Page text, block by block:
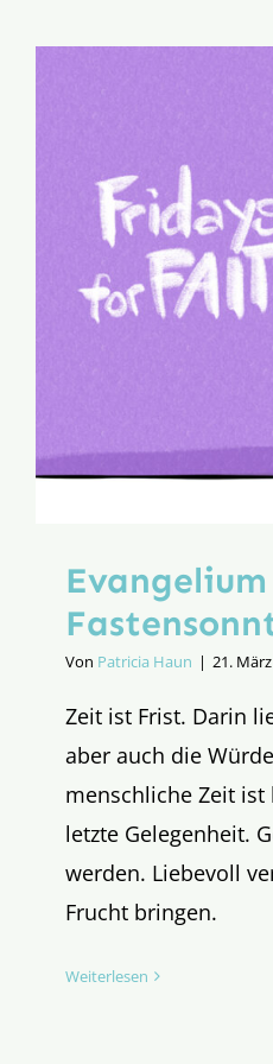
Von Patricia Haun | 21.
Zeit ist Frist. Darin
aber auch die
menschliche Zeit ist
letzte Gelegenheit.
werden. Liebevoll
Frucht bringen.
Weiterlesen